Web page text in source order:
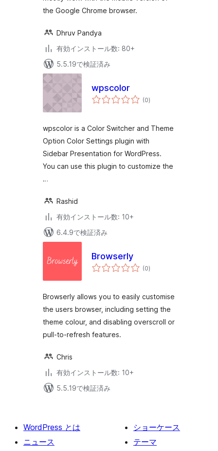
the Google Chrome browser.
Dhruv Pandya
有効インストール数: 80+
5.5.19で検証済み
wpscolor
(0個
の)
wpscolor is a Color Switcher and Theme
Option Color Settings plugin with
Sidebar Presentation for WordPress.
You can use this plugin to customize the
…
Rashid
有効インストール数: 10+
6.4.9で検証済み
Browserly
(0個
の)
Browserly allows you to easily customise
the users browser, including setting the
theme colour, and disabling overscroll or
pull-to-refresh features.
Chris
有効インストール数: 10+
5.5.19で検証済み
WordPress とは
ニュース
ショーケース
テーマ